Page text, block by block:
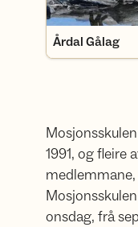
Årdal Gålag
1991, og fleire
onsdag, frå